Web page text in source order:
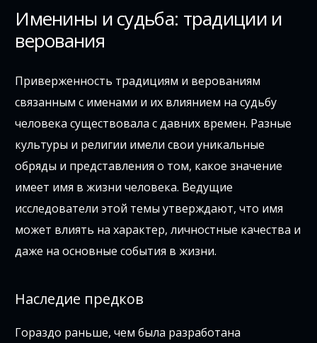
Именины и судьба: традиции и
верования
Приверженность традициям и верованиям
связанным с именами и их влиянием на судьбу
человека существовала с давних времен. Разные
культуры и религии имели свои уникальные
обряды и представления о том, какое значение
имеет имя в жизни человека. Ведущие
исследователи этой темы утверждают, что имя
может влиять на характер, личностные качества и
даже на основные события в жизни.
Наследие предков
Гораздо раньше, чем была разработана